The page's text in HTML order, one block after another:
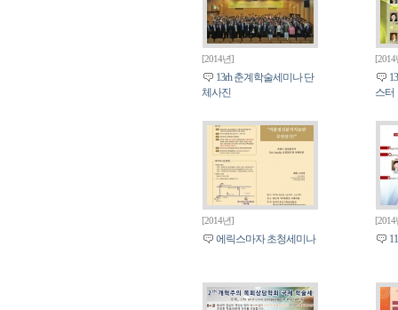
[2014년]
13rh 춘계학술세미나 단
체사진
스터
[2014년]
에릭스마자 초청세미나